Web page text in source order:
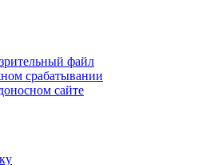
файл
срабатывании
сайте